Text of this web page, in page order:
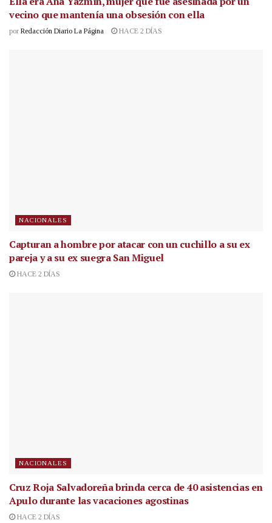
vecino que mantenía una obsesión con ella
por Redacción Diario La Página HACE 2 DÍAS
NACIONALES
Capturan a hombre por atacar con un cuchillo a su ex
pareja y a su ex suegra San Miguel
HACE 2 DÍAS
NACIONALES
Cruz Roja Salvadoreña brinda cerca de 40 asistencias en
Apulo durante las vacaciones agostinas
HACE 2 DÍAS